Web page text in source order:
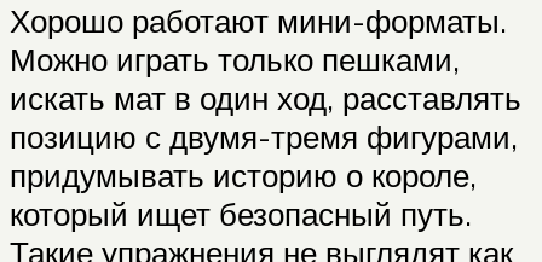
Хорошо работают мини-форматы.
Можно играть только пешками,
искать мат в один ход, расставлять
позицию с двумя-тремя фигурами,
придумывать историю о короле,
который ищет безопасный путь.
Такие упражнения не выглядят как